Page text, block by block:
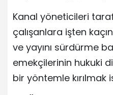
Kanal yöneticileri
çalışanlara işten
ve yayını sürdürme
emekçilerinin hukuki
bir yöntemle kırılmak